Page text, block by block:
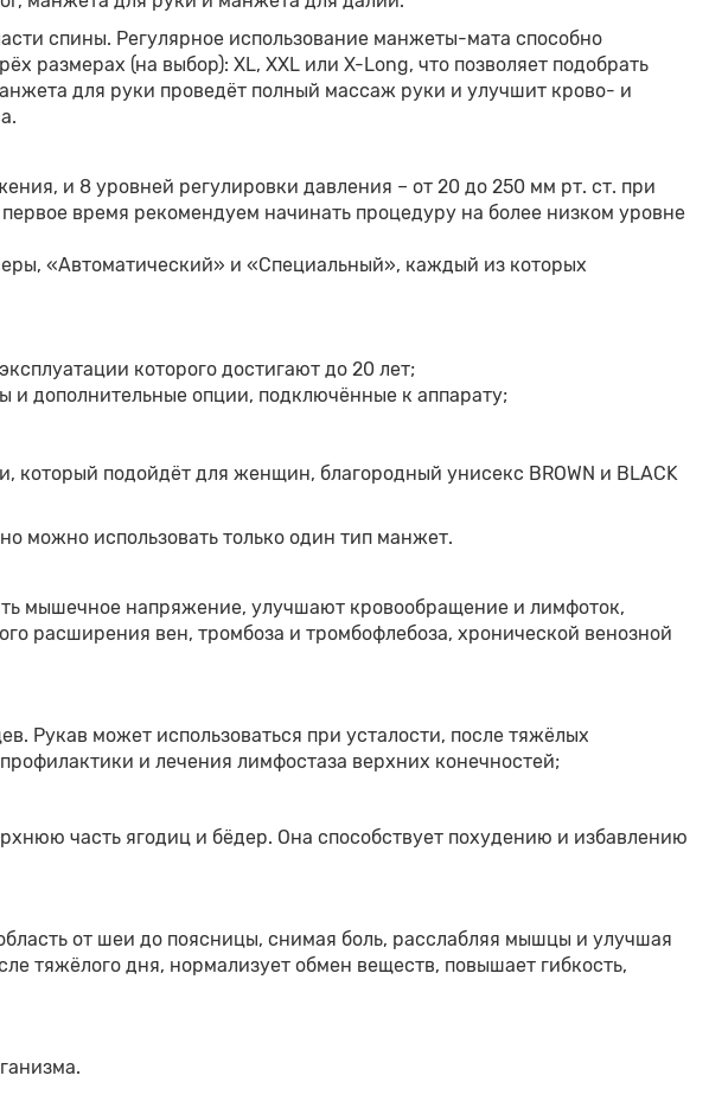
спины. Регулярное использование манжеты-мата способно
размерах (на выбор): XL, XXL или X-Long, что позволяет подобрать
для руки проведёт полный массаж руки и улучшит крово- и
и 8 уровней регулировки давления – от 20 до 250 мм рт. ст. при
время рекомендуем начинать процедуру на более низком уровне
«Автоматический» и «Специальный», каждый из которых
которого достигают до 20 лет;
дополнительные опции, подключённые к аппарату;
который подойдёт для женщин, благородный унисекс BROWN и BLACK
можно использовать только один тип манжет.
мышечное напряжение, улучшают кровообращение и лимфоток,
расширения вен, тромбоза и тромбофлебоза, хронической венозной
Рукав может использоваться при усталости, после тяжёлых
и лечения лимфостаза верхних конечностей;
часть ягодиц и бёдер. Она способствует похудению и избавлению
от шеи до поясницы, снимая боль, расслабляя мышцы и улучшая
тяжёлого дня, нормализует обмен веществ, повышает гибкость,